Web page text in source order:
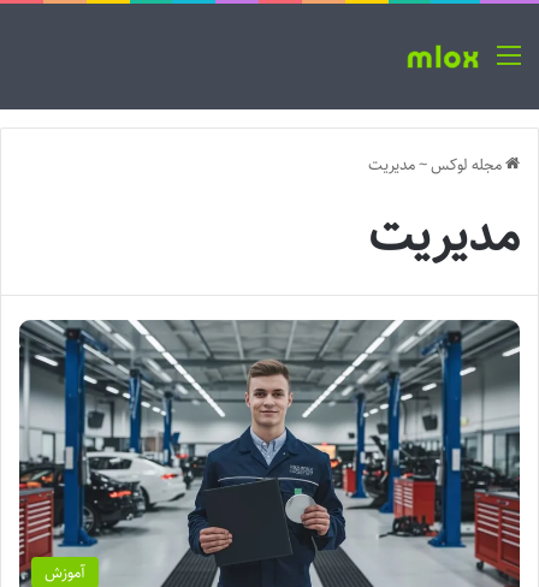
منو
مجله لوکس~مدیریت
مدیریت
آموزش